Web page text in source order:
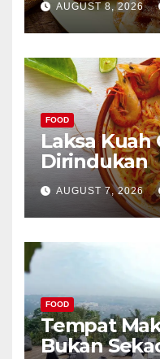
AUGUST 8, 2026
FOOD
Laksa Kuah
Dirindukan
AUGUST 7, 2026
FOOD
Tempat
Bukan